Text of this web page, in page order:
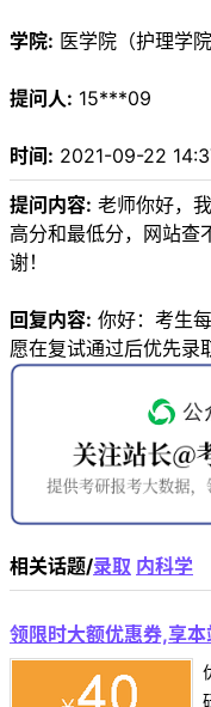
学院: 医学院（护理学院
提问人: 15***09
时间: 2021-09-22
提问内容: 老师你好，
高分和最低分，网站查
谢！
回复内容: 你好：考生
愿在复试通过后优先录
相关话题/录取 内科学
领限时大额优惠券,享